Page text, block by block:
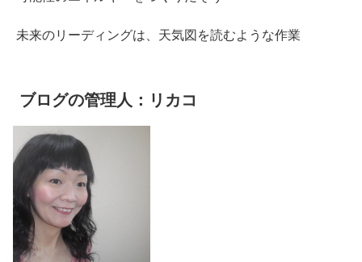
未来のリーディングは、天気図を読むような作業
ブログの管理人：リカコ